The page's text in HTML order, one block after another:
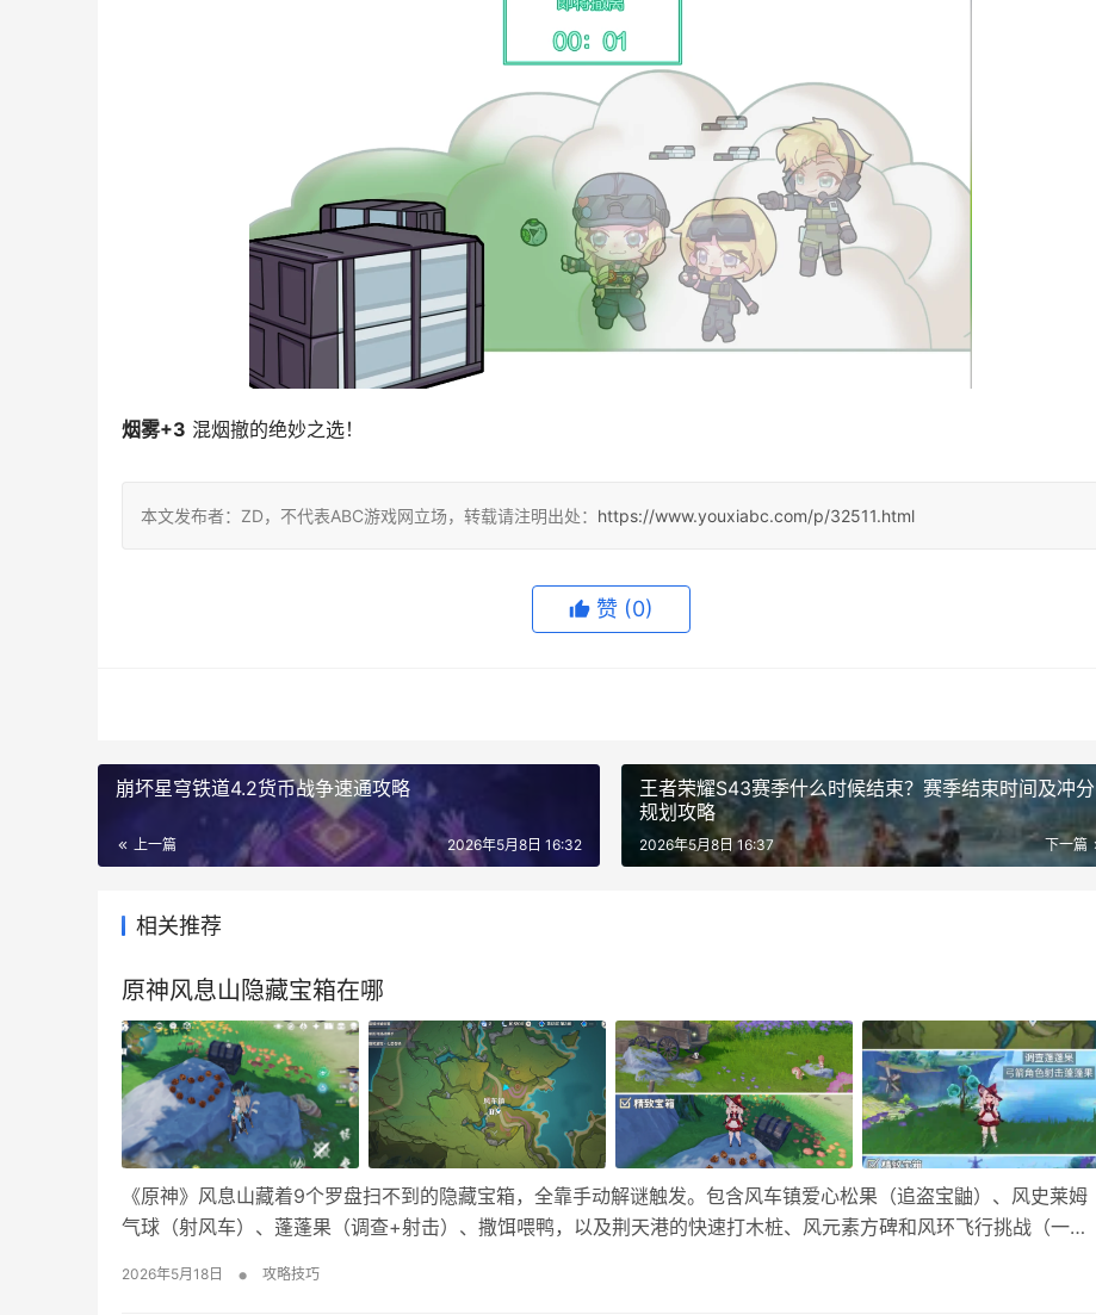
烟雾+3 混烟撤的绝妙之选！
本文发布者：ZD，不代表ABC游戏网立场，转载请注明出处： https://www.youxiabc.com/p/32511.html
赞 (0)
崩坏星穹铁道4.2货币战争速通攻略
上一篇 2026年5月8日 16:32
王者荣耀S43赛季什么时候结束？赛季结束时间及冲分
规划攻略
下一篇
2026年5月8日 16:37
相关推荐
原神风息山隐藏宝箱在哪
《原神》风息山藏着9个罗盘扫不到的隐藏宝箱，全靠手动解谜触发。包含风车镇爱心松果（追盗宝鼬）、风史莱姆
气球（射风车）、蓬蓬果（调查+射击）、撒饵喂鸭，以及荆天港的快速打木桩、风元素方碑和风环飞行挑战（一次
2026年5月18日 • 攻略技巧